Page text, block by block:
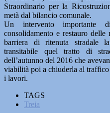
Straordinario per la
metà dal bilancio comunale.
Un intervento importante
consolidamento e restauro delle
barriera di ritenuta stradale
transitabile quel tratto di
dell’autunno del 2016 che
viabilità poi a chiuderla al
i lavori.
TAGS
Treia